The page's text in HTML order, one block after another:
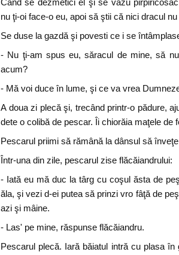
Când se dezmetici el şi se văzu
nu ţi-oi face-o eu, apoi să ştii că nici dracul
Se duse la gazdă şi povesti ce i se
- Nu ţi-am spus eu, săracul de mine, să
acum?
- Mă voi duce în lume, şi ce va vrea
A doua zi plecă şi, trecând printr-o pădure,
dete o colibă de pescar. Îi chiorăia maţele de
Pescarul priimi să rămână la dânsul să
Într-una din zile, pescarul zise flăcăiandrului:
- Iată eu mă duc la târg cu coşul ăsta de
ăla, şi vezi d-ei putea să prinzi vro fâţă de
azi şi mâine.
- Las' pe mine, răspunse flăcăiandru.
Pescarul plecă. Iară băiatul intră cu plasa